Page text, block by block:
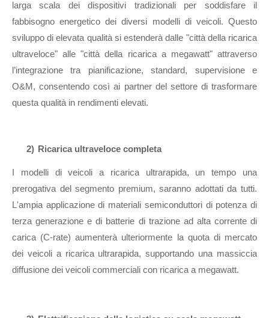
larga scala dei dispositivi tradizionali per soddisfare il
fabbisogno energetico dei diversi modelli di veicoli. Questo
sviluppo di elevata qualità si estenderà dalle "città della ricarica
ultraveloce" alle "città della ricarica a megawatt" attraverso
l’integrazione tra pianificazione, standard, supervisione e
O&M, consentendo così ai partner del settore di trasformare
questa qualità in rendimenti elevati.
2) Ricarica ultraveloce completa
I modelli di veicoli a ricarica ultrarapida, un tempo una
prerogativa del segmento premium, saranno adottati da tutti.
L'ampia applicazione di materiali semiconduttori di potenza di
terza generazione e di batterie di trazione ad alta corrente di
carica (C-rate) aumenterà ulteriormente la quota di mercato
dei veicoli a ricarica ultrarapida, supportando una massiccia
diffusione dei veicoli commerciali con ricarica a megawatt.